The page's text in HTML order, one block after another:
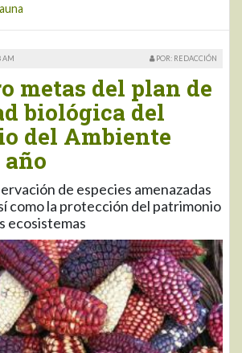
AM POR: REDACCIÓN
metas del plan de
biológica del
del Ambiente
año
de especies amenazadas
como la protección del patrimonio
ecosistemas